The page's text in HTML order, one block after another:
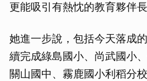
更能吸引有熱忱的教育夥伴長
她進一步說，包括今天落成
續完成綠島國小、尚武國小
關山國中、霧鹿國小利稻分